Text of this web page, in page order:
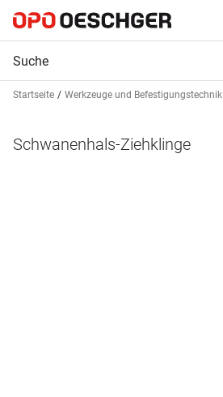
Startseite Werkzeuge und Befestigungstechnik
Schwanenhals-Ziehklinge